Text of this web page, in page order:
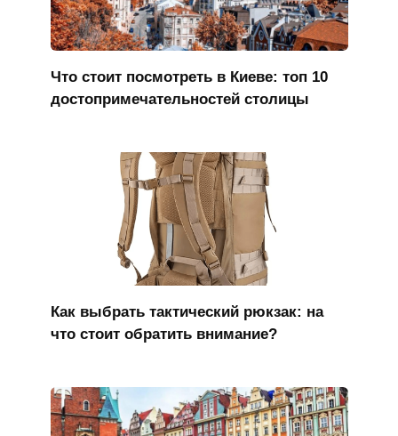
Что стоит посмотреть в Киеве: топ 10
достопримечательностей столицы
Как выбрать тактический рюкзак: на
что стоит обратить внимание?